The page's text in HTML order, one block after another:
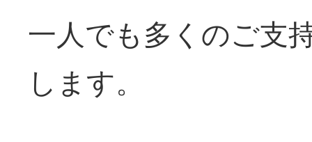
一人でも多くのご支
します。